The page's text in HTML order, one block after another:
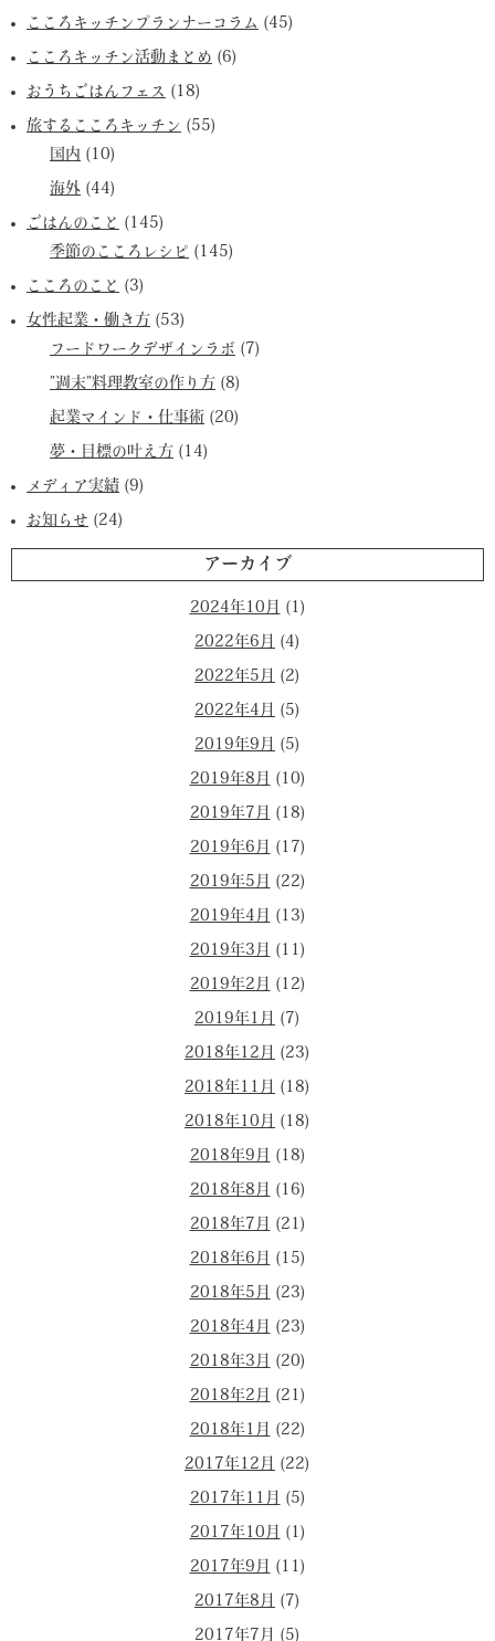
こころキッチンプランナーコラム (45)
こころキッチン活動まとめ (6)
おうちごはんフェス (18)
旅するこころキッチン (55)
国内 (10)
海外 (44)
ごはんのこと (145)
季節のこころレシピ (145)
こころのこと (3)
女性起業・働き方 (53)
フードワークデザインラボ (7)
”週末”料理教室の作り方 (8)
起業マインド・仕事術 (20)
夢・目標の叶え方 (14)
メディア実績 (9)
お知らせ (24)
アーカイブ
2024年10月 (1)
2022年6月 (4)
2022年5月 (2)
2022年4月 (5)
2019年9月 (5)
2019年8月 (10)
2019年7月 (18)
2019年6月 (17)
2019年5月 (22)
2019年4月 (13)
2019年3月 (11)
2019年2月 (12)
2019年1月 (7)
2018年12月 (23)
2018年11月 (18)
2018年10月 (18)
2018年9月 (18)
2018年8月 (16)
2018年7月 (21)
2018年6月 (15)
2018年5月 (23)
2018年4月 (23)
2018年3月 (20)
2018年2月 (21)
2018年1月 (22)
2017年12月 (22)
2017年11月 (5)
2017年10月 (1)
2017年9月 (11)
2017年8月 (7)
2017年7月 (5)